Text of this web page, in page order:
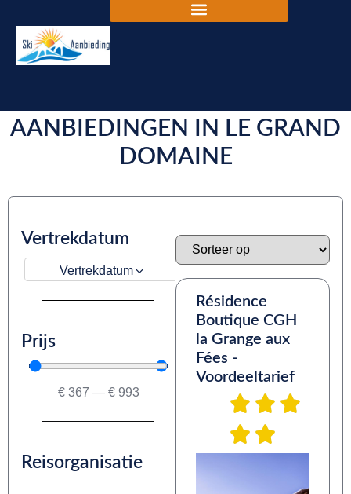
AANBIEDINGEN IN LE GRAND
DOMAINE
Vertrekdatum
Vertrekdatum
Prijs
€ 367 — € 993
Reisorganisatie
Résidence
Boutique CGH
la Grange aux
Fées -
Voordeeltarief